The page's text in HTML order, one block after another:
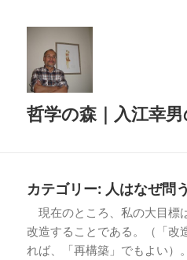
哲学の森｜入江幸
カテゴリー: 人はなぜ問
現在のところ、私の大目標
改造することである。（「改
れば、「再構築」でもよい）